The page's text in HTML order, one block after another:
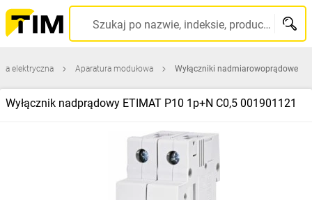
Szukaj po nazwie, indeksie, producencie, kodzie kreskowym...
elektryczna Aparatura modułowa Wyłączniki nadmiarowoprądowe
Wyłącznik nadprądowy ETIMAT P10 1p+N C0,5 001901121